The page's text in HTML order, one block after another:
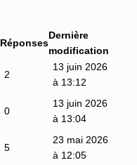
Réponses
Dernière
modification
2
13 juin 2026
à 13:12
0
13 juin 2026
à 13:04
5
23 mai 2026
à 12:05